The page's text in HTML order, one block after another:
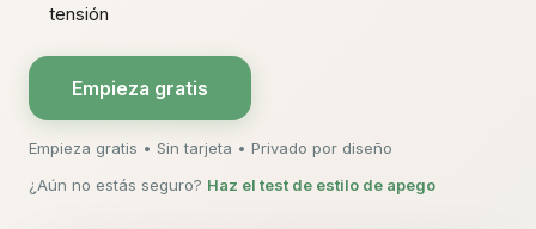
tensión
Empieza gratis
Empieza gratis • Sin tarjeta • Privado por diseño
¿Aún no estás seguro? Haz el test de estilo de apego